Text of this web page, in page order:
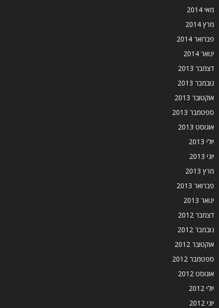
מאי 2014
מרץ 2014
פברואר 2014
ינואר 2014
דצמבר 2013
נובמבר 2013
אוקטובר 2013
ספטמבר 2013
אוגוסט 2013
יולי 2013
יוני 2013
מרץ 2013
פברואר 2013
ינואר 2013
דצמבר 2012
נובמבר 2012
אוקטובר 2012
ספטמבר 2012
אוגוסט 2012
יולי 2012
יוני 2012